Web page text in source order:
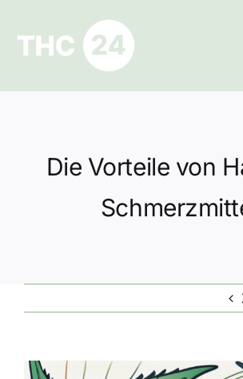
springen
Ratgeber
Die Vorteile von
Zeige